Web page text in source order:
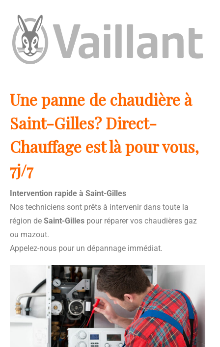
Une panne de chaudière à
Saint-Gilles? Direct-
Chauffage est là pour vous,
7j/7
Intervention rapide à Saint-Gilles
Nos techniciens sont prêts à intervenir dans toute la
région de Saint-Gilles pour réparer vos chaudières gaz
ou mazout.
Appelez-nous pour un dépannage immédiat.